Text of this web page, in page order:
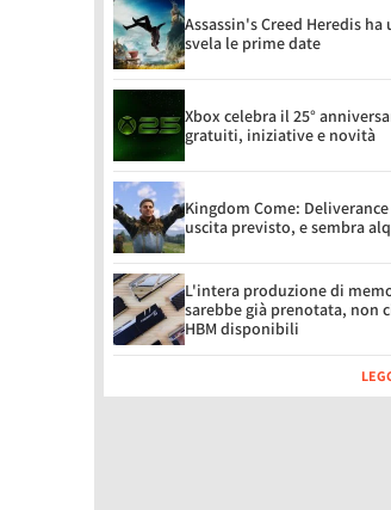
Assassin's Creed Heredis
svela le prime date
Xbox celebra il 25°
gratuiti, iniziative e novità
Kingdom Come:
uscita previsto, e sembra
L'intera produzione di
sarebbe già prenotata, non
HBM disponibili